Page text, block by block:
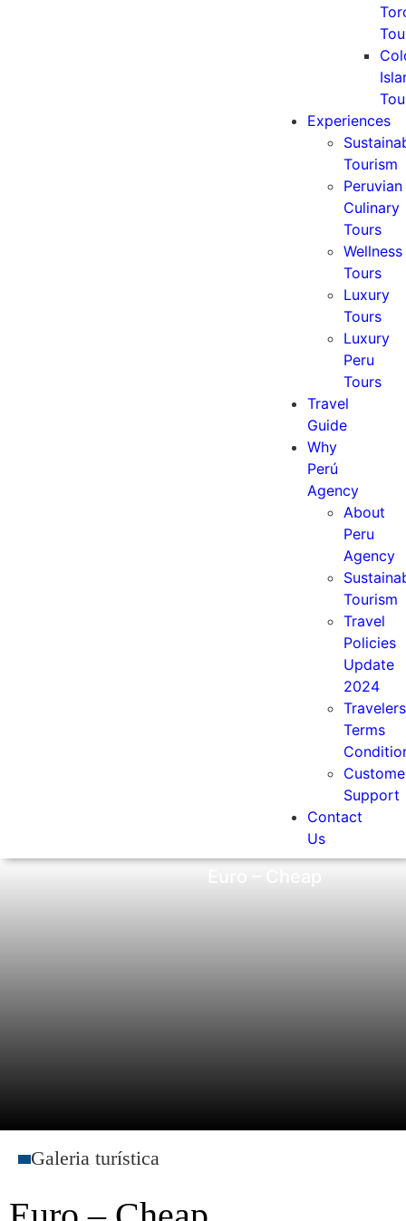
Experiences
Tourism
Peruvian
Culinary
Tours
Wellness
Tours
Luxury
Tours
Luxury
Peru
Tours
Travel
Guide
Why
Perú
Agency
About
Peru
Agency
Tourism
Travel
Policies
Update
2024
Travelers
Terms
Support
Contact
Us
Galeria turística